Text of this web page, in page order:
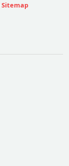
Sitemap